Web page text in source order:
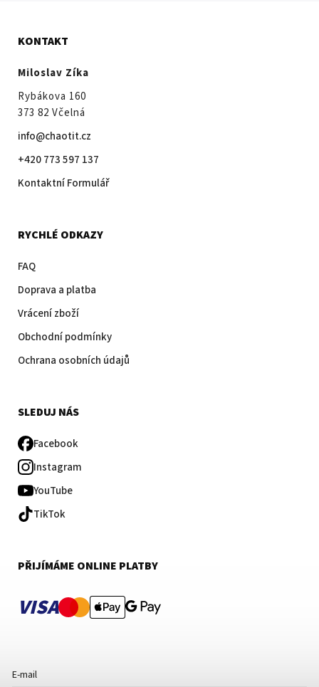
KONTAKT
Miloslav Zíka
Rybákova 160
373 82 Včelná
info@chaotit.cz
+420 773 597 137
Kontaktní Formulář
RYCHLÉ ODKAZY
FAQ
Doprava a platba
Vrácení zboží
Obchodní podmínky
Ochrana osobních údajů
SLEDUJ NÁS
Facebook
Instagram
YouTube
TikTok
PŘIJÍMÁME ONLINE PLATBY
VISA
E-mail